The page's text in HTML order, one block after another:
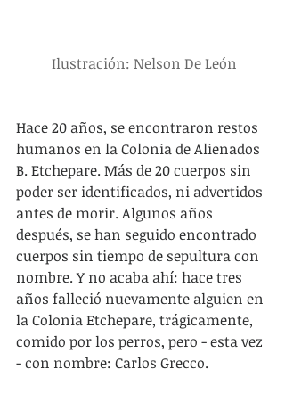
Ilustración: Nelson De León
Hace 20 años, se encontraron restos
humanos en la Colonia de Alienados
B. Etchepare. Más de 20 cuerpos sin
poder ser identificados, ni advertidos
antes de morir. Algunos años
después, se han seguido encontrado
cuerpos sin tiempo de sepultura con
nombre. Y no acaba ahí: hace tres
años falleció nuevamente alguien en
la Colonia Etchepare, trágicamente,
comido por los perros, pero - esta vez
- con nombre: Carlos Grecco.